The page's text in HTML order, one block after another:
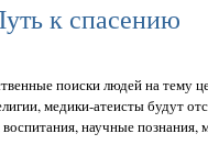
к спасению
поиски людей на тему
медики-атеисты будут
научные познания,